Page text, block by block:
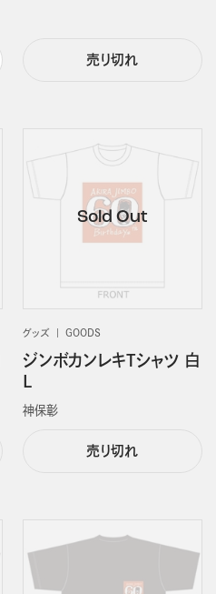
売り切れ
グッズ GOODS
ジンボカンレキTシャツ 白
神保彰
売り切れ